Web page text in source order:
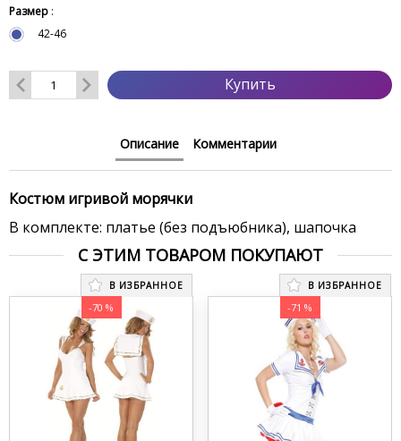
Размер :
42-46
Купить
Описание Комментарии
Костюм игривой морячки
В комплекте: платье (без подъюбника), шапочка
С ЭТИМ ТОВАРОМ ПОКУПАЮТ
В ИЗБРАННОЕ
-70 %
В ИЗБРАННОЕ
-71 %